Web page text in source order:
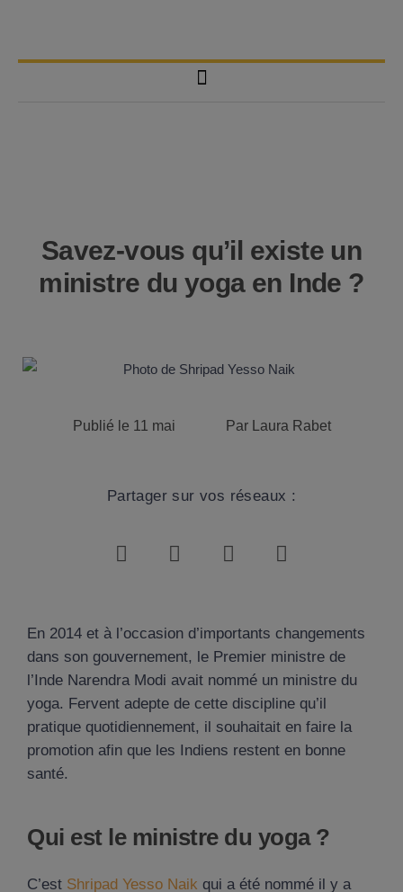
Savez-vous qu’il existe un
ministre du yoga en Inde ?
Publié le 11 mai ParLaura Rabet
Partager sur vos réseaux :
En 2014 et à l’occasion d’importants changements
dans son gouvernement, le Premier ministre de
l’Inde Narendra Modi avait nommé un ministre du
yoga. Fervent adepte de cette discipline qu’il
pratique quotidiennement, il souhaitait en faire la
promotion afin que les Indiens restent en bonne
santé.
Qui est le ministre du yoga ?
C’est Shripad Yesso Naik qui a été nommé il y a